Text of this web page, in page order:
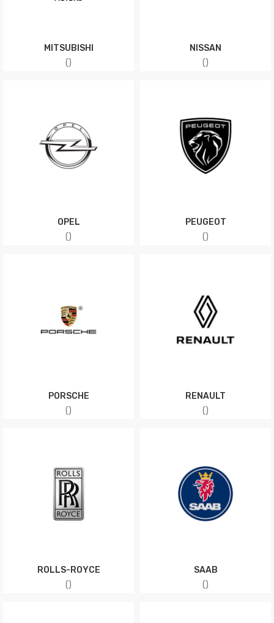
MITSUBISHI
()
NISSAN
()
OPEL
()
PEUGEOT
()
PORSCHE
()
RENAULT
()
ROLLS-ROYCE
()
SAAB
()